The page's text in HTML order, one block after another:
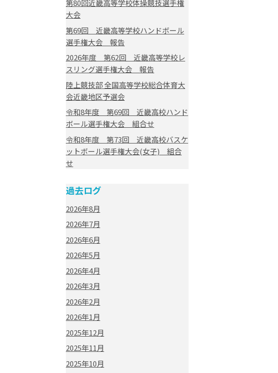
第80回近畿高等学校体操競技選手権
大会
第69回 近畿高等学校ハンドボール
選手権大会 報告
2026年度 第62回 近畿高等学校レ
スリング選手権大会 報告
陸上競技部 全国高等学校総合体育大
会近畿地区予選会
令和8年度 第69回 近畿高校ハンド
ボール選手権大会 組合せ
令和8年度 第73回 近畿高校バスケ
ットボール選手権大会(女子) 組合
せ
過去ログ
2026年8月
2026年7月
2026年6月
2026年5月
2026年4月
2026年3月
2026年2月
2026年1月
2025年12月
2025年11月
2025年10月